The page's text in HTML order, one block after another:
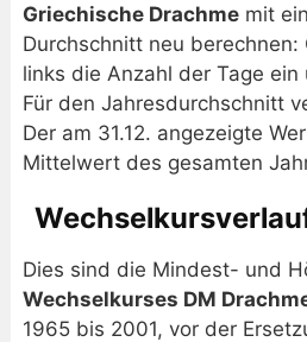
Griechische Drachmemit
Durchschnitt neu berechnen:
links die Anzahl der Tage
Für den Jahresdurchschnitt
Der am 31.12. angezeigte
Mittelwert des gesamten
Dies sind die Mindest- und
Wechselkurses DM
1965 bis 2001, vor der